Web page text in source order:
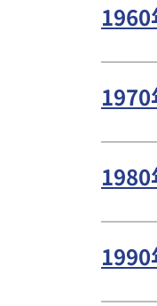
1960
1970
1980
1990